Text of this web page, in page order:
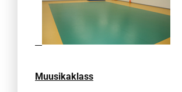
Muusikaklass